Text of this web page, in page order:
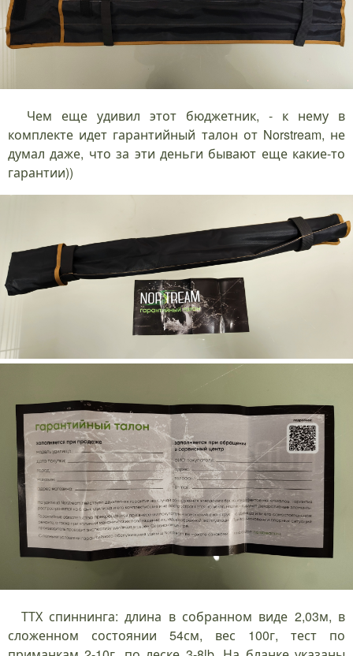
Чем еще удивил этот бюджетник, - к нему в
комплекте идет гарантийный талон от Norstream, не
думал даже, что за эти деньги бывают еще какие-то
гарантии))
ТТХ спиннинга: длина в собранном виде 2,03м, в
сложенном состоянии 54см, вес 100г, тест по